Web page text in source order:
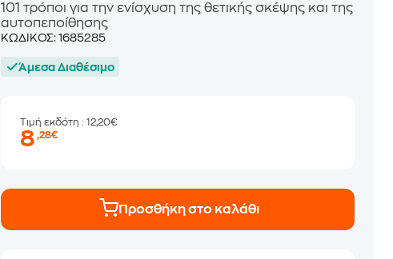
101 τρόποι για την ενίσχυση της θετικής σκέψης και της
αυτοπεποίθησης
ΚΩΔΙΚΟΣ:1685285
Άμεσα Διαθέσιμο
Τιμή εκδότη: 12,20€
8,28€
Προσθήκη στο καλάθι